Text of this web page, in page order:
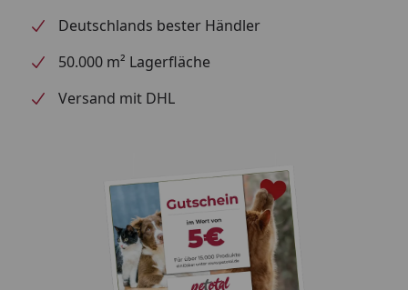
Deutschlands bester Händler
50.000 m² Lagerfläche
Versand mit DHL